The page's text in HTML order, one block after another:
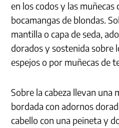
en los codos y las
bocamangas de blondas.
mantilla o capa de seda,
dorados y sostenida sobre
espejos o por muñecas de
Sobre la cabeza llevan una
bordada con adornos
cabello con una peineta y